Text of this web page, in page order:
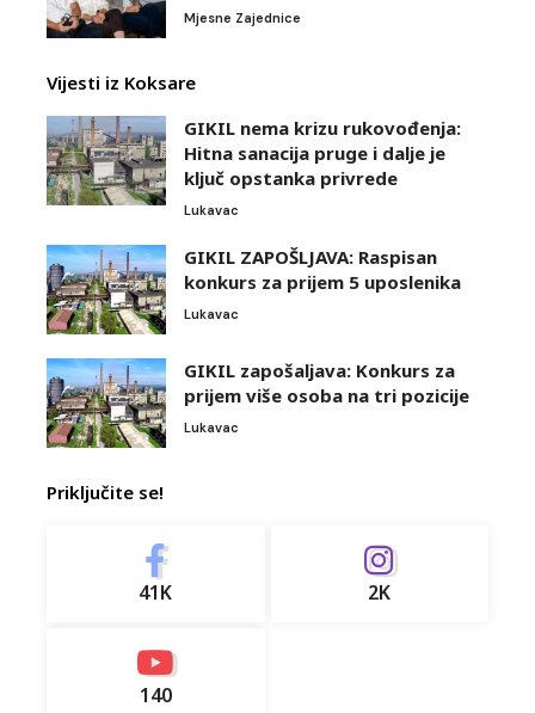
Mjesne Zajednice
Vijesti iz Koksare
GIKIL nema krizu rukovođenja:
Hitna sanacija pruge i dalje je
ključ opstanka privrede
Lukavac
GIKIL ZAPOŠLJAVA: Raspisan
konkurs za prijem 5 uposlenika
Lukavac
GIKIL zapošaljava: Konkurs za
prijem više osoba na tri pozicije
Lukavac
Priključite se!
41K 2K
140